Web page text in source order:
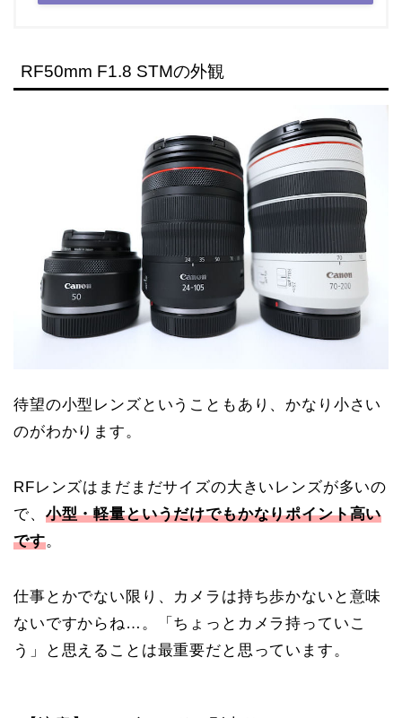
RF50mm F1.8 STMの外観
待望の小型レンズということもあり、かなり小さい
のがわかります。
RFレンズはまだまだサイズの大きいレンズが多いの
で、 小型・軽量というだけでもかなりポイント高い
です。
仕事とかでない限り、カメラは持ち歩かないと意味
ないですからね…。「ちょっとカメラ持っていこ
う」と思えることは最重要だと思っています。